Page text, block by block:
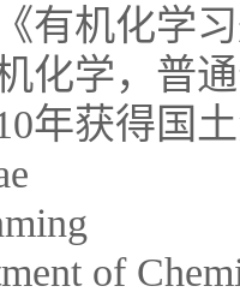
有机化学
化学，普
年获得国
of